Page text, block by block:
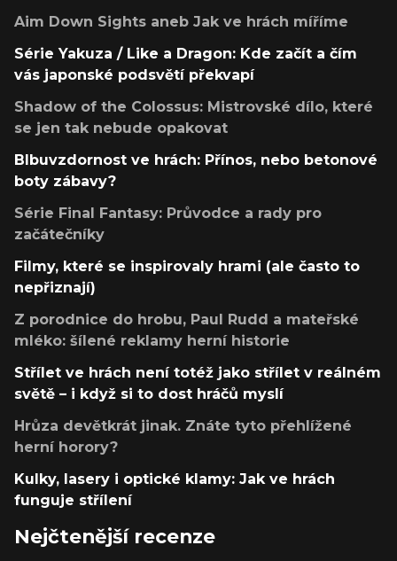
Aim Down Sights aneb Jak ve hrách míříme
Série Yakuza / Like a Dragon: Kde začít a čím
vás japonské podsvětí překvapí
Shadow of the Colossus: Mistrovské dílo, které
se jen tak nebude opakovat
Blbuvzdornost ve hrách: Přínos, nebo betonové
boty zábavy?
Série Final Fantasy: Průvodce a rady pro
začátečníky
Filmy, které se inspirovaly hrami (ale často to
nepřiznají)
Z porodnice do hrobu, Paul Rudd a mateřské
mléko: šílené reklamy herní historie
Střílet ve hrách není totéž jako střílet v reálném
světě – i když si to dost hráčů myslí
Hrůza devětkrát jinak. Znáte tyto přehlížené
herní horory?
Kulky, lasery i optické klamy: Jak ve hrách
funguje střílení
Nejčtenější recenze